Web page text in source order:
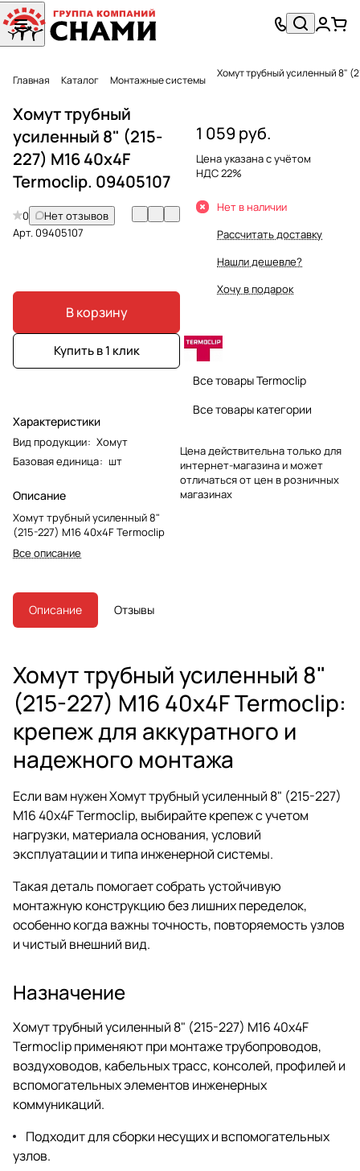
Главная Каталог Монтажные системы Хомут трубный усиленный 8"
Хомут трубный
усиленный 8" (215-
227) M16 40x4F
Termoclip. 09405107
0
Нет отзывов
Арт.09405107
В корзину
Купить в 1 клик
Характеристики
Вид продукции: Хомут
Базовая единица: шт
Описание
Хомут трубный усиленный 8"
(215-227) M16 40x4F Termoclip
Все описание
1 059 руб.
Цена указана с учётом
НДС 22%
Нет в наличии
Рассчитать доставку
Нашли дешевле?
Хочу в подарок
Все товары Termoclip
Все товары категории
Цена действительна только для
интернет-магазина и может
отличаться от цен в розничных
магазинах
Описание Отзывы
Хомут трубный усиленный 8"
(215-227) M16 40x4F Termoclip:
крепеж для аккуратного и
надежного монтажа
Если вам нужен Хомут трубный усиленный 8" (215-227)
M16 40x4F Termoclip, выбирайте крепеж с учетом
нагрузки, материала основания, условий
эксплуатации и типа инженерной системы.
Такая деталь помогает собрать устойчивую
монтажную конструкцию без лишних переделок,
особенно когда важны точность, повторяемость узлов
и чистый внешний вид.
Назначение
Хомут трубный усиленный 8" (215-227) M16 40x4F
Termoclip применяют при монтаже трубопроводов,
воздуховодов, кабельных трасс, консолей, профилей и
вспомогательных элементов инженерных
коммуникаций.
Подходит для сборки несущих и вспомогательных
узлов.